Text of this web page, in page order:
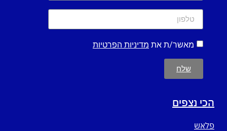
מאשר/ת את מדיניות הפרטיות
שלח
הכי נצפים
פלאש